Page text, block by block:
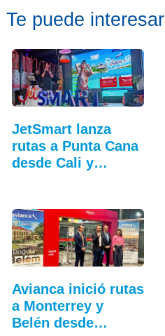
Te puede interesar
JetSmart lanza
rutas a Punta Cana
desde Cali y
Avianca inició rutas
a Monterrey y
Belén desde